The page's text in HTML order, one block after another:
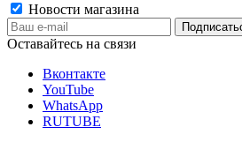
Новости магазина
Оставайтесь на связи
Вконтакте
YouTube
WhatsApp
RUTUBE